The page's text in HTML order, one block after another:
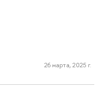
26 марта, 2025 г.